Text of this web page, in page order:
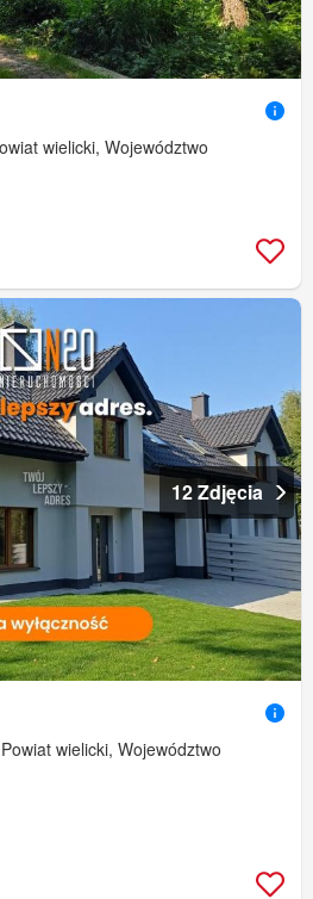
wielicki, Województwo
12 Zdjęcia
wielicki, Województwo